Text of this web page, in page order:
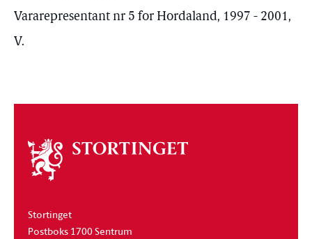
Vararepresentant nr 5 for Hordaland, 1997 - 2001,
V.
Om
stortinget
Stortinget
Postboks 1700 Sentrum